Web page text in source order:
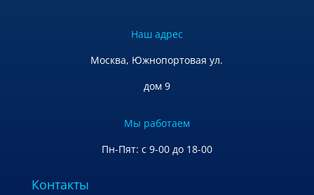
Наш адрес
Москва, Южнопортовая ул.
дом 9
Мы работаем
Пн-Пят: с 9-00 до 18-00
Контакты